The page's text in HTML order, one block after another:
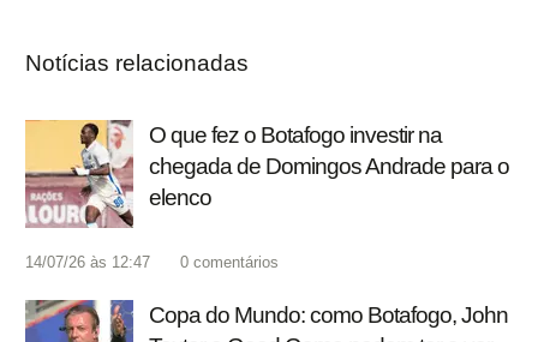
Notícias relacionadas
O que fez o Botafogo investir na
chegada de Domingos Andrade para o
elenco
14/07/26 às 12:47 0 comentários
Copa do Mundo: como Botafogo, John